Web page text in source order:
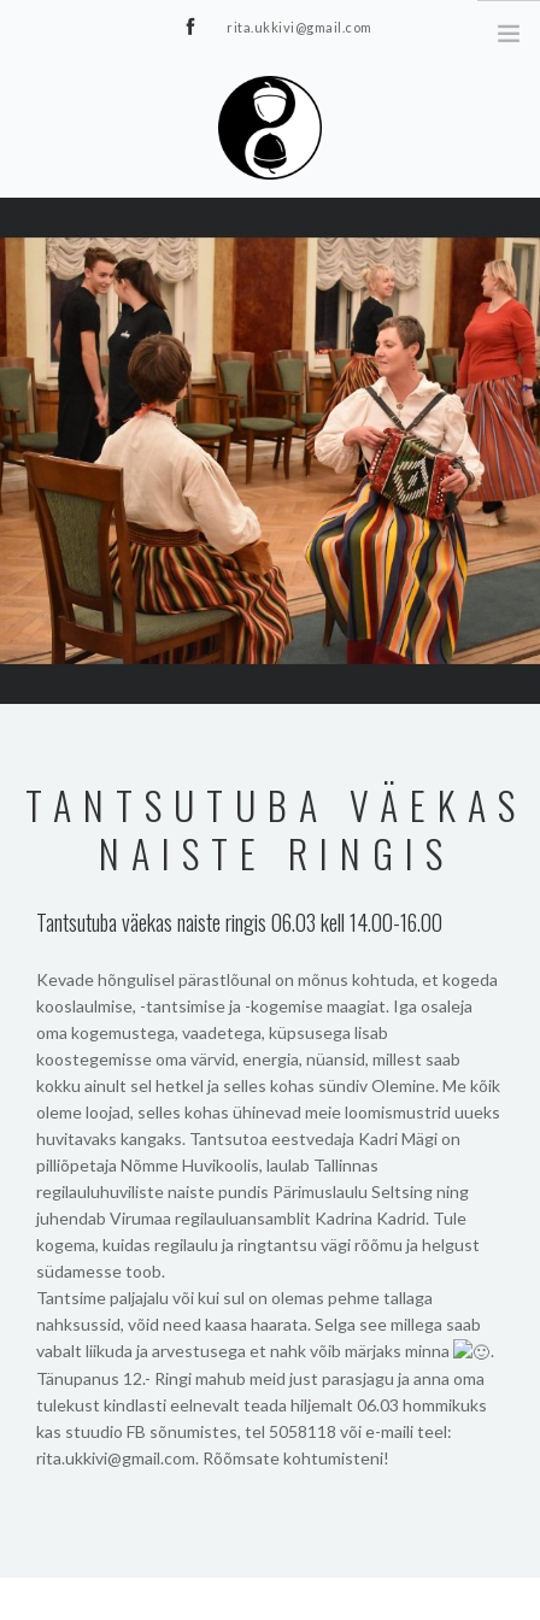
rita.ukkivi@gmail.com
JOOGA/PILATES
TERAAPIA
ÜRITUSED
TIIMIDELE
GALERII
KONTAKT
TANTSUTUBA VÄEKAS
NAISTE RINGIS
Tantsutuba väekas naiste ringis 06.03 kell 14.00-16.00
Kevade hõngulisel pärastlõunal on mõnus kohtuda, et kogeda
kooslaulmise, -tantsimise ja -kogemise maagiat. Iga osaleja
oma kogemustega, vaadetega, küpsusega lisab
koostegemisse oma värvid, energia, nüansid, millest saab
kokku ainult sel hetkel ja selles kohas sündiv Olemine. Me kõik
oleme loojad, selles kohas ühinevad meie loomismustrid uueks
huvitavaks kangaks. Tantsutoa eestvedaja Kadri Mägi on
pilliõpetaja Nõmme Huvikoolis, laulab Tallinnas
regilauluhuviliste naiste pundis Pärimuslaulu Seltsing ning
juhendab Virumaa regilauluansamblit Kadrina Kadrid. Tule
kogema, kuidas regilaulu ja ringtantsu vägi rõõmu ja helgust
südamesse toob.
Tantsime paljajalu või kui sul on olemas pehme tallaga
nahksussid, võid need kaasa haarata. Selga see millega saab
vabalt liikuda ja arvestusega et nahk võib märjaks minna
.
Tänupanus 12.- Ringi mahub meid just parasjagu ja anna oma
tulekust kindlasti eelnevalt teada hiljemalt 06.03 hommikuks
kas stuudio FB sõnumistes, tel 5058118 või e-maili teel:
rita.ukkivi@gmail.com. Rõõmsate kohtumisteni!